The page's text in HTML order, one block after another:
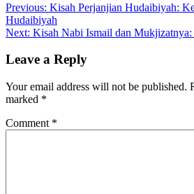
Previous: Kisah Perjanjian Hudaibiyah:
Hudaibiyah
Next: Kisah Nabi Ismail dan
Leave a Reply
Your email address will not be published.
marked *
Comment *